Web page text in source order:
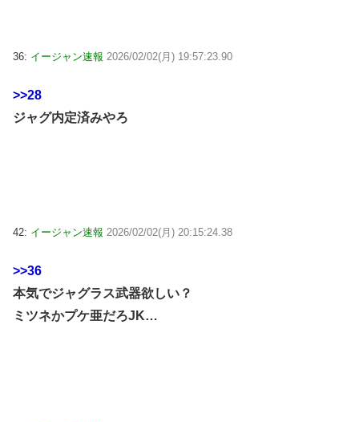
36: イージャン速報 2026/02/02(月) 19:57:23.90
>>28
ジャグ内定済みやろ
42: イージャン速報 2026/02/02(月) 20:15:24.38
>>36
本気でジャグラス武器欲しい？
ミツネかプケ亜だろJK…